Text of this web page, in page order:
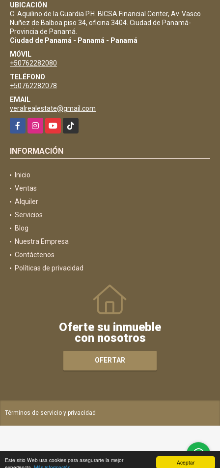
Aceptar
Este sitio Web usa cookies para asegurarte la mejor
UBICACIÓN
C. Aquilino de la Guardia P.H. BICSA Financial Center, Av. Vasco
Nuñez de Balboa piso 34, oficina 3404. Ciudad de Panamá-
Provincia de Panamá.
Ciudad de Panamá - Panamá - Panamá
MÓVIL
+50762282080
TELÉFONO
+50762282078
EMAIL
veralrealestate@gmail.com
FacebookInstagramYouTubeTikTok
INFORMACIÓN
Inicio
Ventas
Alquiler
Servicios
Blog
Nuestra Empresa
Contáctenos
Políticas de privacidad
Oferte su inmueble
con nosotros
OFERTAR
Términos de servicio y privacidad